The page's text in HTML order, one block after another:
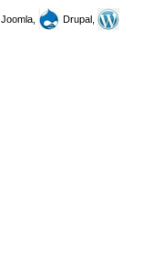
Joomla,
Drupal,